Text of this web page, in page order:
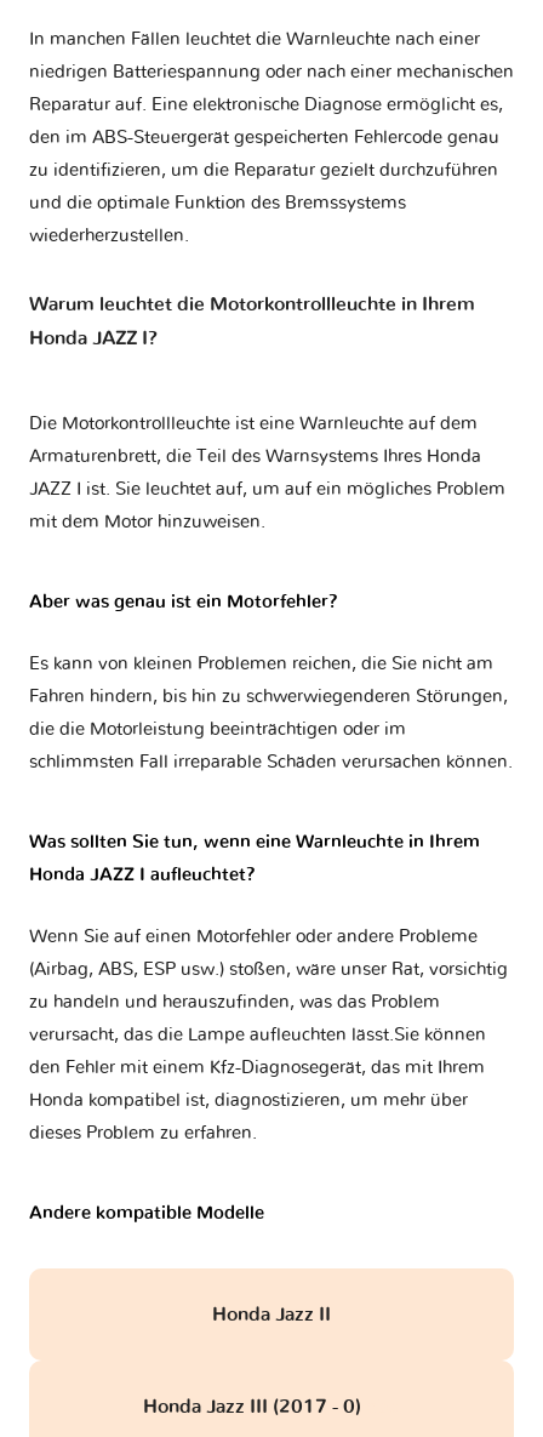
In manchen Fällen leuchtet die Warnleuchte nach einer
niedrigen Batteriespannung oder nach einer mechanischen
Reparatur auf. Eine elektronische Diagnose ermöglicht es,
den im ABS-Steuergerät gespeicherten Fehlercode genau
zu identifizieren, um die Reparatur gezielt durchzuführen
und die optimale Funktion des Bremssystems
wiederherzustellen.
Warum leuchtet die Motorkontrollleuchte in Ihrem
Honda JAZZ I?
Die Motorkontrollleuchte ist eine Warnleuchte auf dem
Armaturenbrett, die Teil des Warnsystems Ihres Honda
JAZZ I ist. Sie leuchtet auf, um auf ein mögliches Problem
mit dem Motor hinzuweisen.
Aber was genau ist ein Motorfehler?
Es kann von kleinen Problemen reichen, die Sie nicht am
Fahren hindern, bis hin zu schwerwiegenderen Störungen,
die die Motorleistung beeinträchtigen oder im
schlimmsten Fall irreparable Schäden verursachen können.
Was sollten Sie tun, wenn eine Warnleuchte in Ihrem
Honda JAZZ I aufleuchtet?
Wenn Sie auf einen Motorfehler oder andere Probleme
(Airbag, ABS, ESP usw.) stoßen, wäre unser Rat, vorsichtig
zu handeln und herauszufinden, was das Problem
verursacht, das die Lampe aufleuchten lässt.Sie können
den Fehler mit einem Kfz-Diagnosegerät, das mit Ihrem
Honda kompatibel ist, diagnostizieren, um mehr über
dieses Problem zu erfahren.
Andere kompatible Modelle
Honda Jazz II
Honda Jazz III (2017 - 0)